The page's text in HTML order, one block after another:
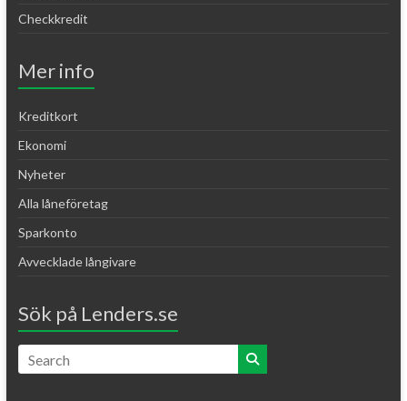
Checkkredit
Mer info
Kreditkort
Ekonomi
Nyheter
Alla låneföretag
Sparkonto
Avvecklade långivare
Sök på Lenders.se